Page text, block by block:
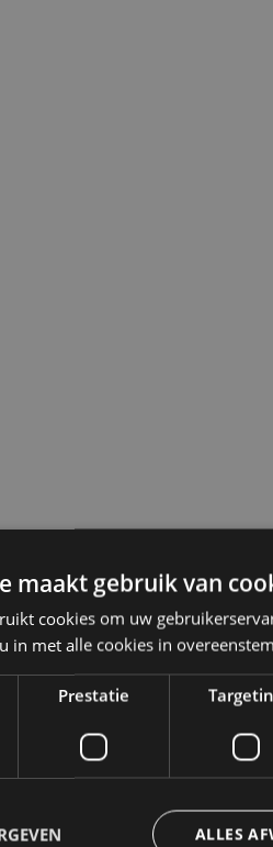
maakt gebruik van
cookies om uw
in met alle cookies in
Prestatie
ALLES